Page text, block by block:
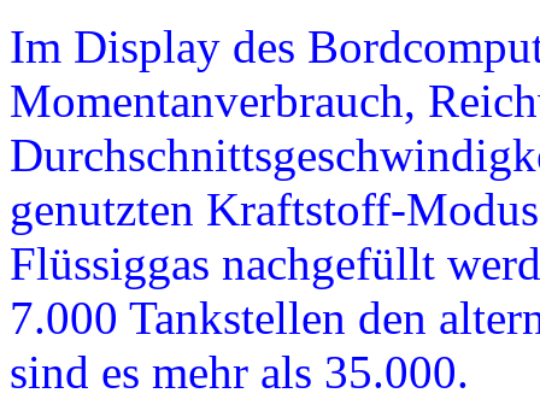
Im Display des
Momentanverbrauch,
genutzten Kraftstoff-
Flüssiggas nachgefüllt
7.000 Tankstellen den
sind es mehr als 35.000.